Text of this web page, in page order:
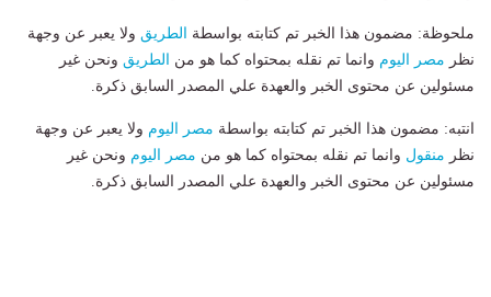
ملحوظة: مضمون هذا الخبر تم كتابته بواسطة الطريق ولا يعبر عن وجهة
نظر مصر اليوم وانما تم نقله بمحتواه كما هو من الطريق ونحن غير
مسئولين عن محتوى الخبر والعهدة علي المصدر السابق ذكرة.
انتبه: مضمون هذا الخبر تم كتابته بواسطة مصر اليوم ولا يعبر عن وجهة
نظر منقول وانما تم نقله بمحتواه كما هو من مصر اليوم ونحن غير
مسئولين عن محتوى الخبر والعهدة علي المصدر السابق ذكرة.